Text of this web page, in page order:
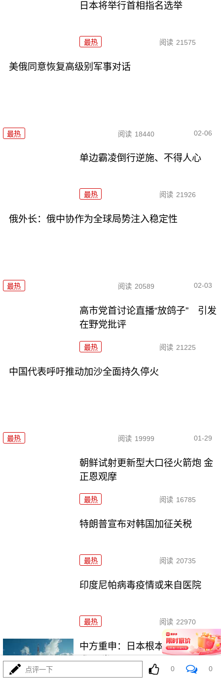
日本将举行首相指名选举
最热 阅读 21575
美俄同意恢复高级别军事对话
最热 阅读 18440 02-06
单边霸凌倒行逆施、不得人心
最热 阅读 21926
俄外长：俄中协作为全球局势注入稳定性
最热 阅读 20589 02-03
高市党首讨论直播“放鸽子” 引发
在野党批评
最热 阅读 21225
中国代表呼吁推动加沙全面持久停火
最热 阅读 19999 01-29
朝鲜试射更新型大口径火箭炮 金
正恩观摩
最热 阅读 16785
特朗普宣布对韩国加征关税
最热 阅读 20735
印度尼帕病毒疫情或来自医院
最热 阅读 22970
中方重申：日本根本没有资格要
求“入常”
点评一下 0 0